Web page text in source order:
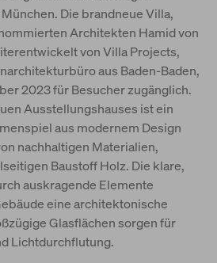
Die brandneue Villa,
Architekten Hamid von
von Villa Projects,
aus Baden-Baden,
2023 für Besucher zugänglich.
Ausstellungshauses ist ein
aus modernem Design
nachhaltigen Materialien,
Baustoff Holz. Die klare,
auskragende Elemente
eine architektonische
Glasflächen sorgen für
Lichtdurchflutung.